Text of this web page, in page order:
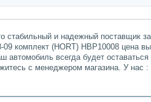
и надежный поставщик
комплект (HORT) HBP10008 цена
автомобиль всегда будет
с менеджером магазина. У